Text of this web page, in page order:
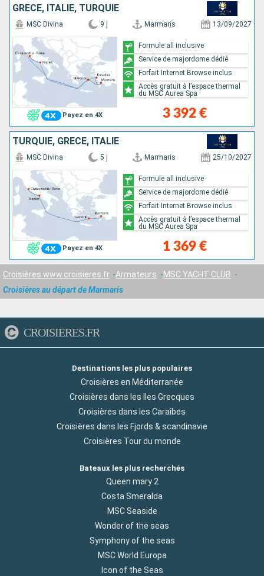
GRÈCE, ITALIE, TURQUIE
Payez en 4X
MSC Divina 9 j Marmaris 13/09/2027
3 392 €
Formule all inclusive
Service de majordome dédié
Forfait Internet Browse inclus
Accès gratuit à l’espace thermal
du MSC Aurea Spa
TURQUIE, GRÈCE, ITALIE
Payez en 4X
MSC Divina 5 j Marmaris 25/10/2027
1 369 €
Formule all inclusive
Service de majordome dédié
Forfait Internet Browse inclus
Accès gratuit à l’espace thermal
du MSC Aurea Spa
Croisières www.croisieres.fr Armateurs
MSC YACHT CLUB
Croisières au départ de Marmaris
CROISIERES.FR
Destinations les plus populaires
Croisières en Méditerranée
Croisières dans les Iles Grecques
Croisières dans les Caraibes
Croisières dans les Fjords & scandinavie
Croisières Tour du monde
Bateaux les plus recherchés
Queen mary 2
Costa Smeralda
MSC Seaside
Wonder of the seas
Symphony of the seas
MSC World Europa
Icon of the Seas